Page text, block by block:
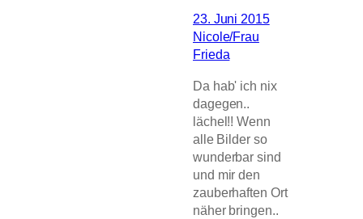
23. Juni 2015
Nicole/Frau
Frieda
Da hab' ich nix
dagegen..
lächel!! Wenn
alle Bilder so
wunderbar sind
und mir den
zauberhaften Ort
näher bringen..